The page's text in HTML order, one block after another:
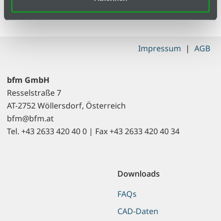
Material PVC
bfm GmbH
Resselstraße 7
AT-2752 Wöllersdorf, Österreich
bfm@bfm.at
Tel. +43 2633 420 40 0 | Fax +43 2633 420 40 34
Downloads
FAQs
CAD-Daten
Impressum | AGB